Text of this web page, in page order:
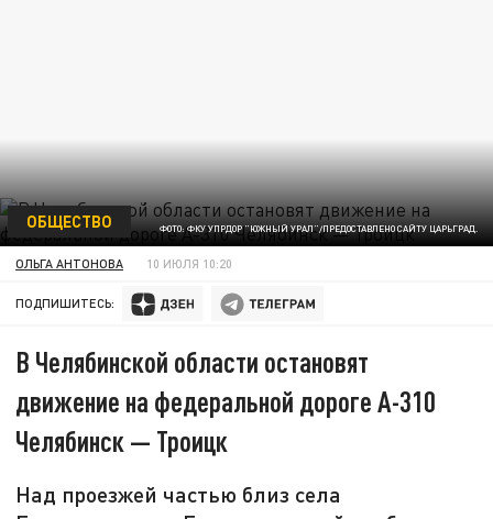
ФОТО: ФКУ УПРДОР "ЮЖНЫЙ УРАЛ"/ПРЕДОСТАВЛЕНО САЙТУ ЦАРЬГРАД.
ОБЩЕСТВО
ОЛЬГА АНТОНОВА 10 ИЮЛЯ 10:20
ПОДПИШИТЕСЬ:
В Челябинской области остановят
движение на федеральной дороге А-310
Челябинск — Троицк
Над проезжей частью близ села